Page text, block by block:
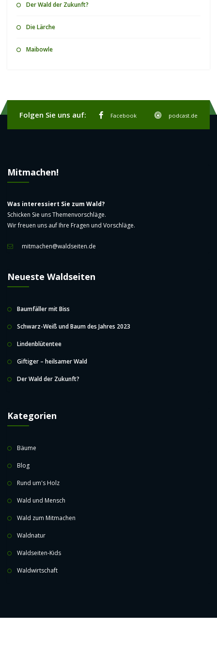
Der Wald der Zukunft?
Die Lärche
Maibowle
Folgen Sie uns auf: Facebook podcast.de
Mitmachen!
Was interessiert Sie zum Wald?
Schicken Sie uns Themenvorschläge.
Wir freuen uns auf Ihre Fragen und Vorschläge.
mitmachen@waldseiten.de
Neueste Waldseiten
Baumfäller mit Biss
Schwarz-Weiß und Baum des Jahres 2023
Lindenblütentee
Giftiger – heilsamer Wald
Der Wald der Zukunft?
Kategorien
Bäume
Blog
Rund um's Holz
Wald und Mensch
Wald zum Mitmachen
Waldnatur
Waldseiten-Kids
Waldwirtschaft